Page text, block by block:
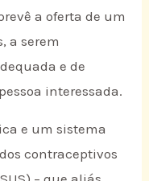
a oferta de um
a serem
e de
interessada.
e um sistema
contraceptivos